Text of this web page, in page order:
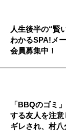
人生後半の“賢
わかるSPA!メ
会員募集中！
「BBQのゴミ
する友人を注
ギレされ、村